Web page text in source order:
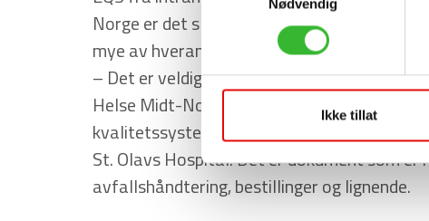
Nødvendig
Ikke tillat
–
Norge er det slik at de har tilgang til
mye av hverandres informasjon.
– Det er veldig praktisk at vi alle i
Helse Midt-Norge bruker EQS som
kvalitetssystem. Jeg har for eksempel
St. Olavs Hospital. Det er dokument som
avfallshåndtering, bestillinger og lignende.